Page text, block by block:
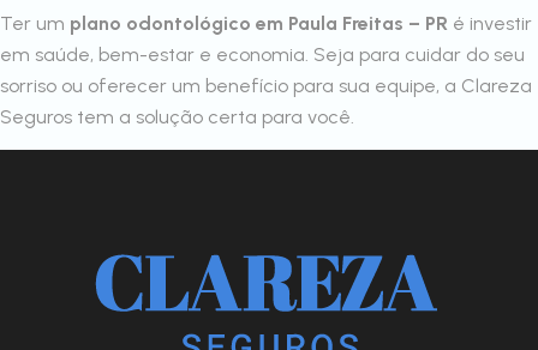
Ter um plano odontológico em Paula Freitas – PR é investir
em saúde, bem-estar e economia. Seja para cuidar do seu
sorriso ou oferecer um benefício para sua equipe, a Clareza
Seguros tem a solução certa para você.